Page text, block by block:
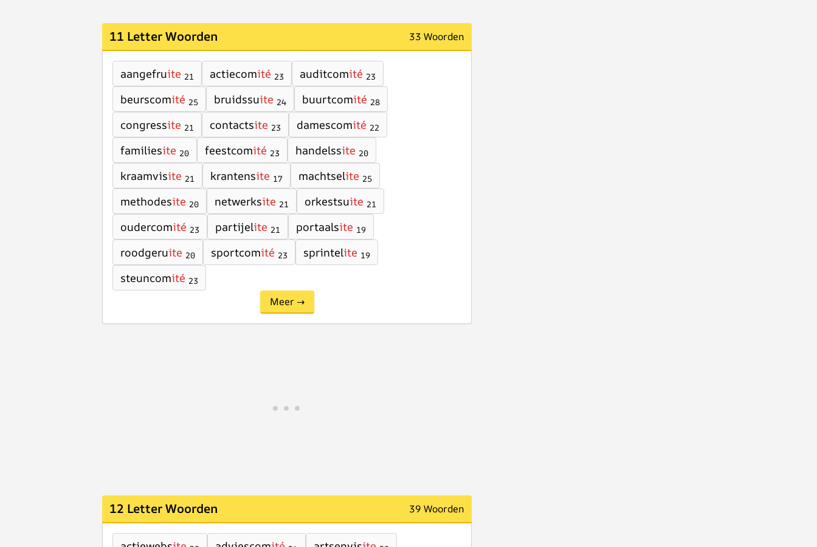
11 Letter Woorden 33 Woorden
aangefruite 21 actiecomité 23 auditcomité 23
beurscomité 25 bruidssuite 24 buurtcomité 28
congressite 21 contactsite 23 damescomité 22
familiesite 20 feestcomité 23 handelssite 20
kraamvisite 21 krantensite 17 machtselite 25
methodesite 20 netwerksite 21 orkestsuite 21
oudercomité 23 partijelite 21 portaalsite 19
roodgeruite 20 sportcomité 23 sprintelite 19
steuncomité 23
Meer →
12 Letter Woorden 39 Woorden